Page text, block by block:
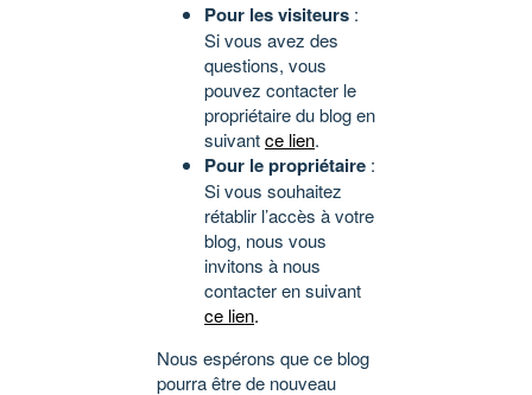
Pour les visiteurs :
Si vous avez des
questions, vous
pouvez contacter le
propriétaire du blog en
suivantce lien.
Pour le propriétaire :
Si vous souhaitez
rétablir l’accès à votre
blog, nous vous
invitons à nous
contacter en suivant
ce lien.
Nous espérons que ce blog
pourra être de nouveau